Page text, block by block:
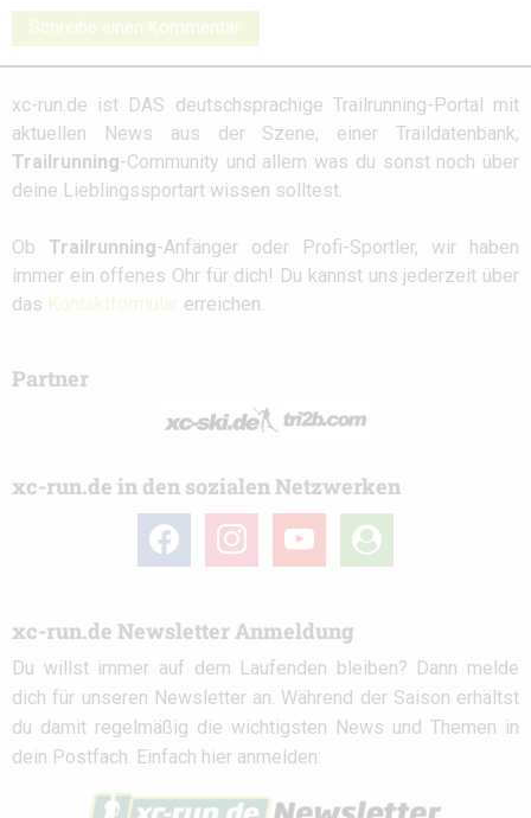
Schreibe einen Kommentar
xc-run.de ist DAS deutschsprachige Trailrunning-Portal mit
aktuellen News aus der Szene, einer Traildatenbank,
Trailrunning-Community und allem was du sonst noch über
deine Lieblingssportart wissen solltest.
Ob Trailrunning-Anfänger oder Profi-Sportler, wir haben
immer ein offenes Ohr für dich! Du kannst uns jederzeit über
das Kontaktformular erreichen.
Partner
xc-run.de in den sozialen Netzwerken
facebook instagramyoutube
user-
circle
xc-run.de Newsletter Anmeldung
Du willst immer auf dem Laufenden bleiben? Dann melde
dich für unseren Newsletter an. Während der Saison erhältst
du damit regelmäßig die wichtigsten News und Themen in
dein Postfach. Einfach hier anmelden: